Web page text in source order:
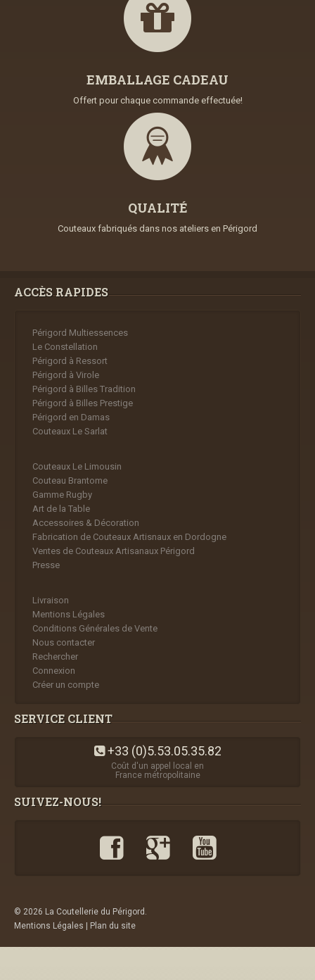
EMBALLAGE CADEAU
Offert pour chaque commande effectuée!
QUALITÉ
Couteaux fabriqués dans nos ateliers en Périgord
ACCÈS RAPIDES
Périgord Multiessences
Le Constellation
Périgord à Ressort
Périgord à Virole
Périgord à Billes Tradition
Périgord à Billes Prestige
Périgord en Damas
Couteaux Le Sarlat
Couteaux Le Limousin
Couteau Brantome
Gamme Rugby
Art de la Table
Accessoires & Décoration
Fabrication de Couteaux Artisnaux en Dordogne
Ventes de Couteaux Artisanaux Périgord
Presse
Livraison
Mentions Légales
Conditions Générales de Vente
Nous contacter
Rechercher
Connexion
Créer un compte
SERVICE CLIENT
+33 (0)5.53.05.35.82
Coût d'un appel local en
France métropolitaine
SUIVEZ-NOUS!
© 2026 La Coutellerie du Périgord.
Mentions Légales
Plan du site